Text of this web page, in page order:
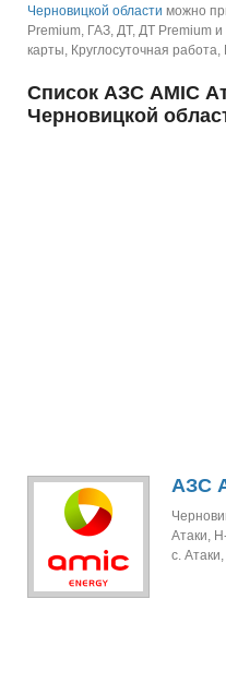
Черновицкой области можно
Premium, ГАЗ, ДТ, ДТ Premium
карты, Круглосуточная работа,
Список АЗС AMIC
Черновицкой
АЗС
Атаки,
с.